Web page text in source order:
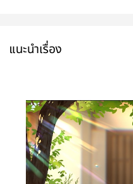
แนะนำเรื่อง